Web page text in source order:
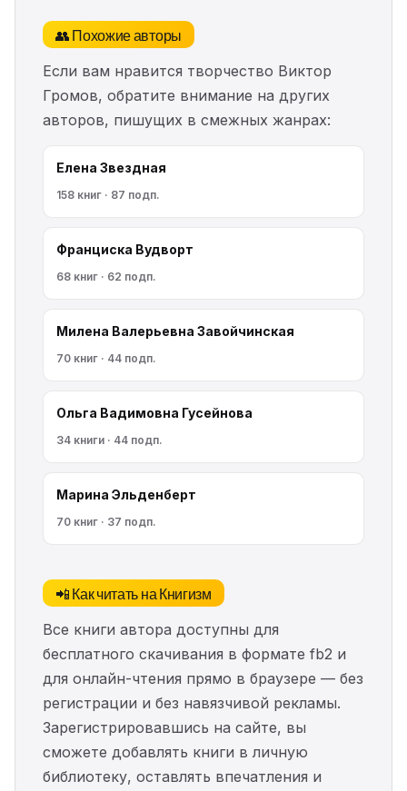
👥 Похожие авторы
Если вам нравится творчество Виктор
Громов, обратите внимание на других
авторов, пишущих в смежных жанрах:
Елена Звездная
158 книг · 87 подп.
Франциска Вудворт
68 книг · 62 подп.
Милена Валерьевна Завойчинская
70 книг · 44 подп.
Ольга Вадимовна Гусейнова
34 книги · 44 подп.
Марина Эльденберт
70 книг · 37 подп.
📲 Как читать на Книгизм
Все книги автора доступны для
бесплатного скачивания в формате fb2 и
для онлайн-чтения прямо в браузере — без
регистрации и без навязчивой рекламы.
Зарегистрировавшись на сайте, вы
сможете добавлять книги в личную
библиотеку, оставлять впечатления и